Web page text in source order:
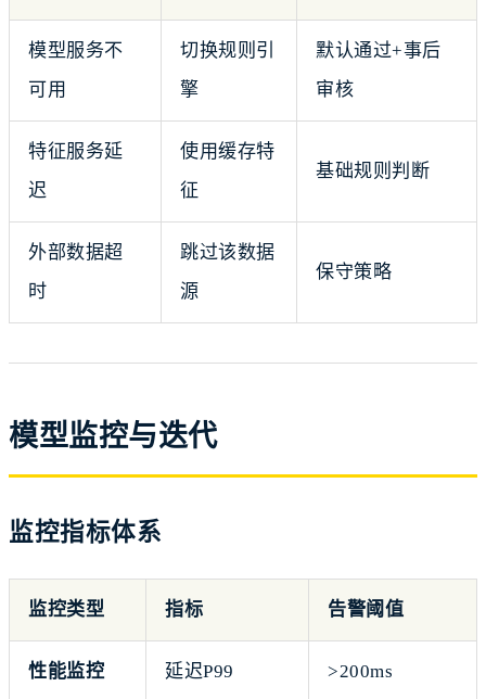
模型服务不
可用
切换规则引
擎
默认通过+事后
审核
特征服务延
迟
使用缓存特
征
基础规则判断
外部数据超
时
跳过该数据
源
保守策略
模型监控与迭代
监控指标体系
监控类型 指标 告警阈值
性能监控 延迟P99 >200ms